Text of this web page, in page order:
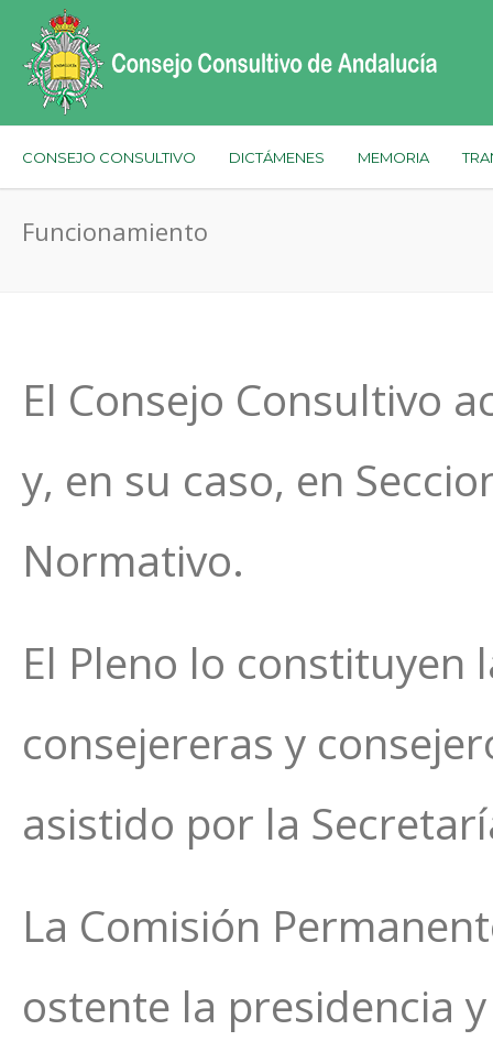
CONSEJO CONSULTIVO DICTÁMENES MEMORIA
Funcionamiento
El Consejo Consultivo
y, en su caso, en
Normativo.
El Pleno lo constituyen
consejereras y
asistido por la
La Comisión
ostente la presidencia